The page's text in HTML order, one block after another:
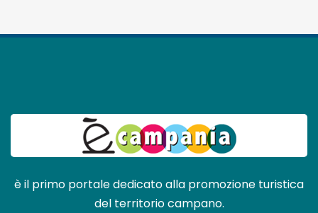
è il primo portale dedicato alla promozione turistica
del territorio campano.